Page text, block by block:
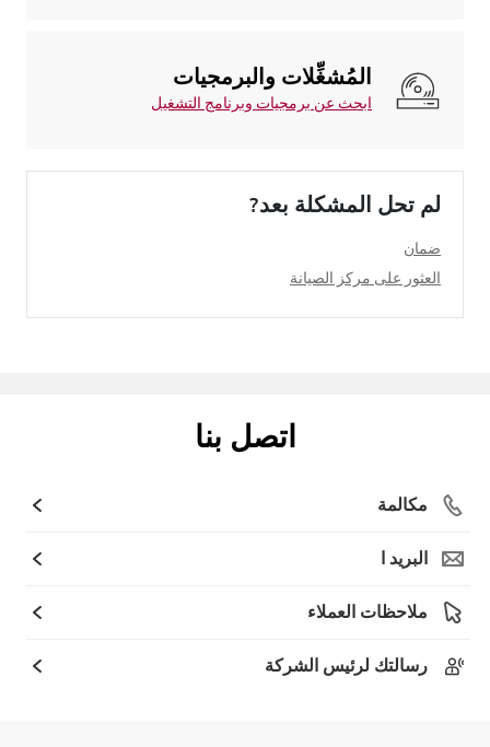
المُشغِّلات والبرمجيات
ابحث عن برمجيات وبرنامج التشغيل
لم تحل المشكلة بعد?
ضمان
العثور على مركز الصيانة
اتصل بنا
مكالمة
البريد ا
ملاحظات العملاء
رسالتك لرئيس الشركة